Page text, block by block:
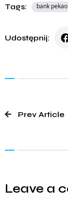
Tags: bank pekao
Udostępnij:
Prev Article
Leave a